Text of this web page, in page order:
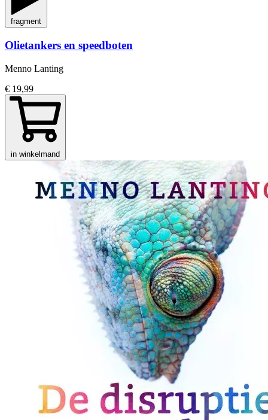
fragment
Olietankers en speedboten
Menno Lanting
€ 19,99
in winkelmand